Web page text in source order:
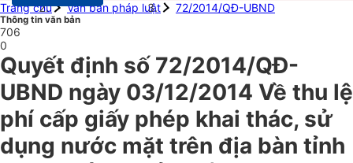
Trang chủ
Văn bản pháp luật 72/2014/QĐ-UBND
Thông tin văn bản
706
0
Quyết định số 72/2014/QĐ-
UBND ngày 03/12/2014 Về thu lệ
phí cấp giấy phép khai thác, sử
dụng nước mặt trên địa bàn tỉnh